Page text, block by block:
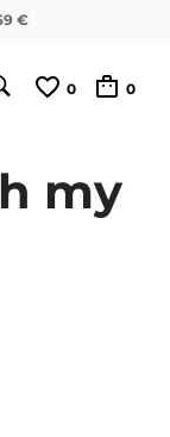
€
0 0
my